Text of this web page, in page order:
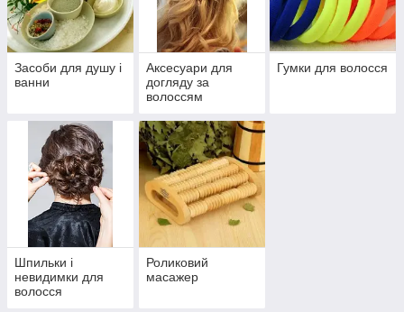
Засоби для душу і
ванни
Аксесуари для
догляду за
волоссям
Гумки для волосся
Шпильки і
невидимки для
волосся
Роликовий
масажер